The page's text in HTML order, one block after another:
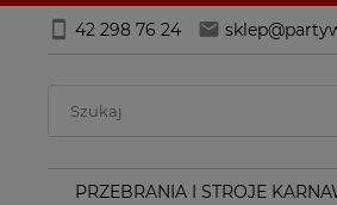
42 298 76 24
PRZEBRANIA I STROJE